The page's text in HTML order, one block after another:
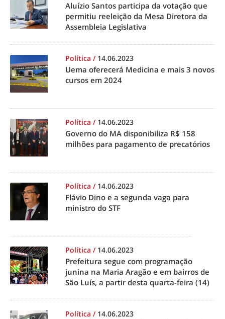
Aluízio Santos participa da votação que
permitiu reeleição da Mesa Diretora da
Assembleia Legislativa
Política / 14.06.2023
Uema oferecerá Medicina e mais 3 novos
cursos em 2024
Política / 14.06.2023
Governo do MA disponibiliza R$ 158
milhões para pagamento de precatórios
Política / 14.06.2023
Flávio Dino e a segunda vaga para
ministro do STF
Política / 14.06.2023
Prefeitura segue com programação
junina na Maria Aragão e em bairros de
São Luís, a partir desta quarta-feira (14)
Política / 14.06.2023